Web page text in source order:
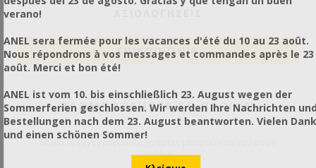
ΕΠΙΚΟΙΝΩΝΙΑ
ΒΑΘΜΟΛΟΓΉΣΤΕ ΤΟ ΠΡΟΪΌΝ
Μόνο οι εγγεγραμμένοι χρήστες μπορούν να γράψουν
σχόλια
verano!
ANEL sera fermée pour les vacances d'été du 10 au 23 août.
Nous répondrons à vos messages et commandes après le 23
août. Merci et bon été!
ANEL ist vom 10. bis einschließlich 23. August wegen der
Sommerferien geschlossen. Wir werden Ihre Nachrichten
Bestellungen nach dem 23. August beantworten. Vielen Dank
und einen schönen Sommer!